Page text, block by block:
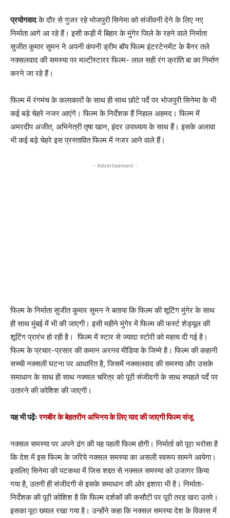
प्रयोगवादके दौर से गुजर रहे भोजपुरी सिनेमा को संजीवनी देने के लिए नए
निर्माता आगे आ रहे हैं। इसी कड़ी में बिहार के मुंगेर जिले के रहने वाले निर्माता
सुजीत कुमार सुमन ने अपनी कंपनी ड्रीम बॉय फिल्म इंटरटेनमेंट के बैनर तले
नक्सलवाद की समस्या पर मल्टीस्टारर फिल्म- लाल सही रंग क्रांति बा का निर्माण
करने जा रहे हैं।
फिल्म में रंगमंच के कलाकारों के साथ ही साथ छोटे पर्दे पर भोजपुरी सिनेमा के भी
कई बड़े चेहरे नजर आएंगे। फिल्म के निर्देशक हैं निहाल अहमद। फिल्म में
अमरदीप अजीत, अभिनेत्री तृषा खान, इंदर उपाध्याय के साथ हैं। इसके अलावा
भी कई बड़े चेहरे इस प्रस्तावित फिल्म में नजर आने वाले हैं।
- Advertisement -
फिल्म के निर्माता सुजीत कुमार सुमन ने बताया कि फिल्म की शूटिंग मुंगेर के साथ
ही साथ मुंबई में भी की जाएगी। इसी महीने मुंगेर में फिल्म की फर्स्ट शेड्यूल की
शूटिंग प्रारंभ हो रही है। फिल्म में स्टार से ज्यादा स्टोरी को महत्व दी गई है।
फिल्म के प्रचार-प्रसार की कमान अरनव मीडिया के जिम्मे है। फिल्म की कहानी
सच्ची नक्सली घटना पर आधारित है, जिसमें नक्सलवाद की समस्या और उसके
समाधान के साथ ही साथ नक्सल चरित्र को पूरी संजीदगी के साथ रुपहले पर्दे पर
उतारने की कोशिश की जाएगी।
यह भी पढ़ेंःरणबीर के बेहतरीन अभिनय के लिए याद की जाएगी फिल्म संजू
नक्सल समस्या पर अपने ढंग की यह पहली फिल्म होगी। निर्मार्ता को पूरा भरोसा है
कि देश में इस फिल्म के जरिये नक्सल समस्या का असली स्वरूप सामने आयेगा।
इसलिए सिनेमा की पटकथा में जिस शद्दत से नक्सल समस्या को उजागर किया
गया है, उतनी ही संजीदगी से इसके समाधान की ओर इशारा भी है। निर्माता-
निर्देशक की पूरी कोशिश है कि फिल्म दर्शकों की कसौटी पर पूरी तरह खरा उतरे।
इसका पूरा ख्याल रखा गया है। उन्होंने कहा कि नक्सल समस्या देश के विकास में